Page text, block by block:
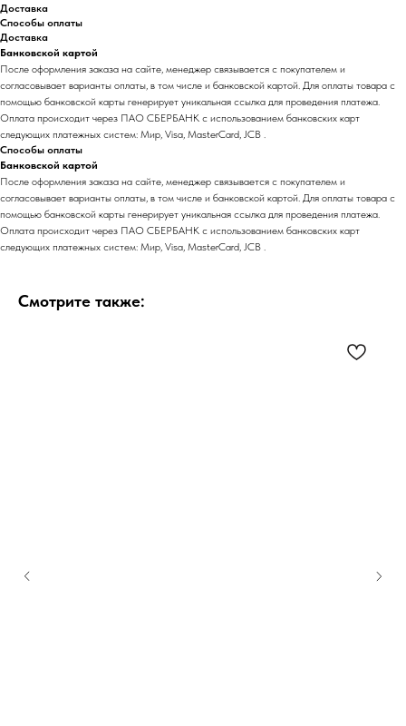
Доставка
Способы оплаты
Доставка
Банковской картой
После оформления заказа на сайте, менеджер связывается с покупателем и
согласовывает варианты оплаты, в том числе и банковской картой. Для оплаты товара с
помощью банковской карты генерирует уникальная ссылка для проведения платежа.
Оплата происходит через ПАО СБЕРБАНК с использованием банковских карт
следующих платежных систем: Мир, Visa, MasterCard, JCB .
Способы оплаты
Банковской картой
После оформления заказа на сайте, менеджер связывается с покупателем и
согласовывает варианты оплаты, в том числе и банковской картой. Для оплаты товара с
помощью банковской карты генерирует уникальная ссылка для проведения платежа.
Оплата происходит через ПАО СБЕРБАНК с использованием банковских карт
следующих платежных систем: Мир, Visa, MasterCard, JCB .
Смотрите также: